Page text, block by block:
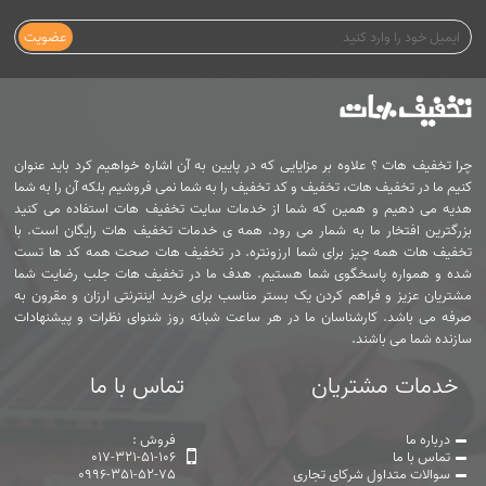
عضویت
چرا تخفیف هات ؟ علاوه بر مزایایی که در پایین به آن اشاره خواهیم کرد باید عنوان
کنیم ما در تخفیف هات، تخفیف و کد تخفیف را به شما نمی فروشیم بلکه آن را به شما
هدیه می دهیم و همین که شما از خدمات سایت تخفیف هات استفاده می کنید
بزرگترین افتخار ما به شمار می رود. همه ی خدمات تخفیف هات رایگان است. با
تخفیف هات همه چیز برای شما ارزونتره. در تخفیف هات صحت همه کد ها تست
شده و همواره پاسخگوی شما هستیم. هدف ما در تخفیف هات جلب رضایت شما
مشتریان عزیز و فراهم کردن یک بستر مناسب برای خرید اینترنتی ارزان و مقرون به
صرفه می باشد. کارشناسان ما در هر ساعت شبانه روز شنوای نظرات و پیشنهادات
سازنده شما می باشند.
خدمات مشتریان
درباره ما
تماس با ما
سوالات متداول شرکای تجاری
تماس با ما
فروش :
017-321-51-106
0996-351-52-75